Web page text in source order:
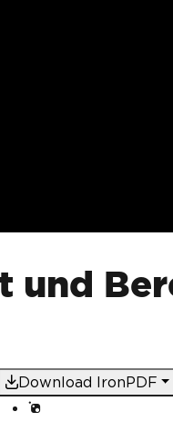
und
Download IronPDF